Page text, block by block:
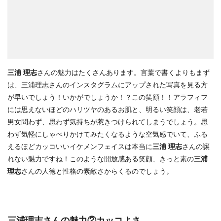
三浦 理志さんの魅力はたくさんあります。言葉で書くよりもまず
は、三浦理志さんのインスタグラムにアップされた写真を見る方
が早いでしょう！いかがでしょうか！？この笑顔！！アラフィフ
には思えないほどのハリツヤのあるお肌と、明るい笑顔は、老若
男女問わず、思わず気持ちが惹きつけられてしまうでしょう。思
わず気軽にしゃべりかけてみたくなるような空気感でいて、ふる
えるほどカッコいいイケメンフェイスは本当に三浦 理志さんの譲
れない魅力ですね！このような開放感ある笑顔、きっと素の三浦
理志さんの人徳と性格の素敵さからくるのでしょう。